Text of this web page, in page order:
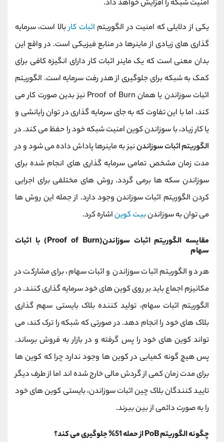
امنیت شبکه را افزایش خواهد داد.
یکی از دلایلی که امنیت در الگوریتم اثبات کاربالا است، سرمایه
گذاری های زیادی از ماینرها در منابع فیزیکی است. در واقع این
بدان معنی است که یک ماینر اثبات کار دارای انگیزه کافی برای
کمک به شبکه برای جلوگیری از هدر رفت سرمایه است. الگوریتم
اثبات سوزاندن یا همان Proof of Burn نیز بدین صورت کار می
کند، اما با این تفاوت که به جای سرمایه گذاری در توان رایانشی و
یا کار زیاد، با سوزاندن کوین امنیت شبکه خود را حفظ می کند. در
الگوریتم اثبات سوزاندننیز به ماینرها پاداش داده می شود و در
مدت زمان مشخص تمامی سرمایه گذاری های انجام شده برای
سوزاندن سکه ها برمی گردد. روش های مختلفی برای اجرایی
کردن الگوریتم اثبات سوزاندن وجود دارد. از جمله این روش ها
می توان به سوزاندنبیتکویناشاره کرد.
مقایسه الگوریتم اثبات سوزاندن(Proof of Burn) با اثبات
سهام
هر دو الگوریتم اثبات سوزاندن و اثبات سهام، برای مشارکت در
مکانیزم اجماع باید بر روی کوین های خود سرمایه گذاری کنند. در
الگوریتم اثبات سهام، تولید کننده بلاک بایستی سهم گذاری
بلاک های خود را انجام دهد. در صورتی که شبکه را ترک کند، می
تواند کوین های خود را پس گرفته و در بازار به فروش برساند.
پس هیچ گونه کمیابی در کوین ها وجود ندارد چرا که کوین ها
برای مدت زمان کمی از گردش مالی خارج شده اند اما از طرف دیگر
تایید کنندگان بلاک چین اثبات سوزاندن، بایستی کوین های خود
را به صورت دائمی از بین ببرند.
چگونه الگوریتم PoB از حمله 51% جلوگیری می کند؟